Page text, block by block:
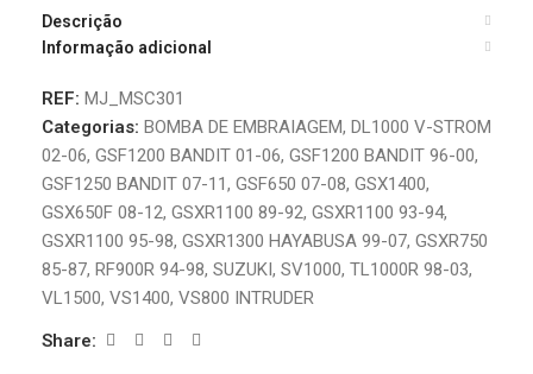
Descrição
Informação adicional
REF: MJ_MSC301
Categorias: BOMBA DE EMBRAIAGEM, DL1000 V-STROM
02-06, GSF1200 BANDIT 01-06, GSF1200 BANDIT 96-00,
GSF1250 BANDIT 07-11, GSF650 07-08, GSX1400,
GSX650F 08-12, GSXR1100 89-92, GSXR1100 93-94,
GSXR1100 95-98, GSXR1300 HAYABUSA 99-07, GSXR750
85-87, RF900R 94-98, SUZUKI, SV1000, TL1000R 98-03,
VL1500, VS1400, VS800 INTRUDER
Share: